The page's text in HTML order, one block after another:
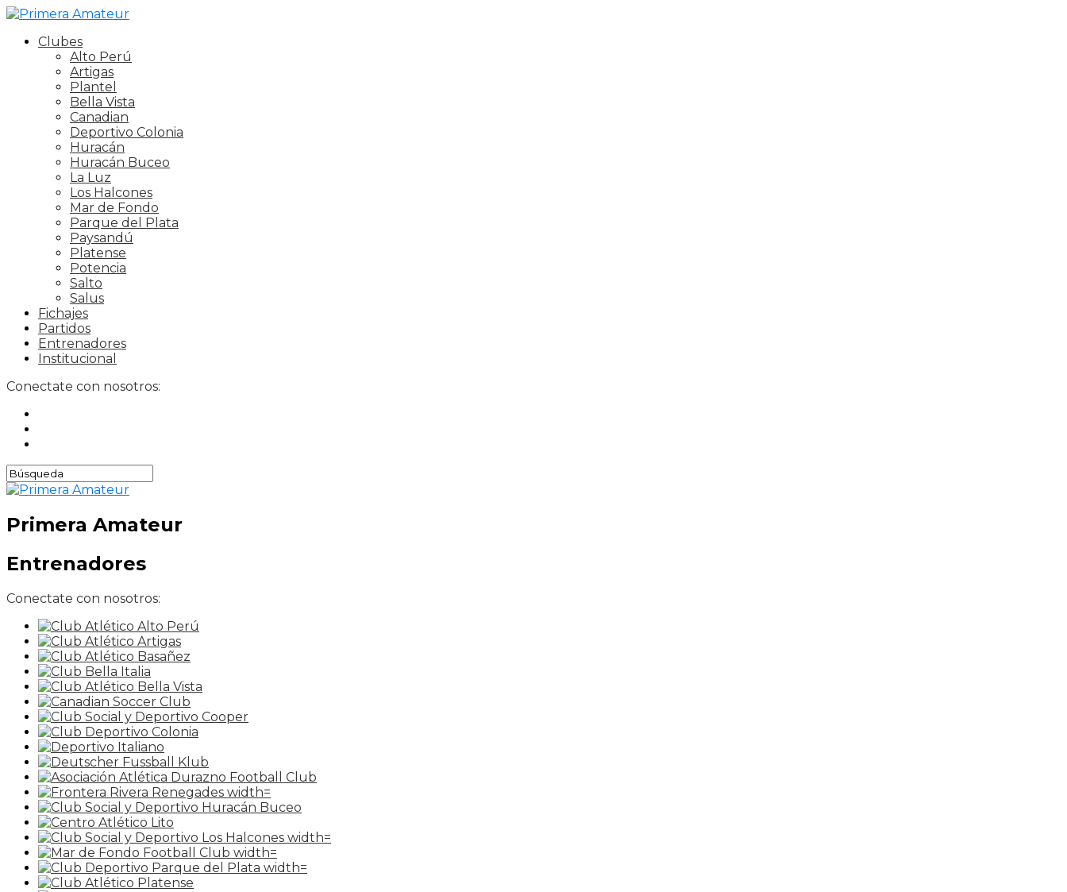
Clubes
Alto Perú
Artigas
Plantel
Bella Vista
Canadian
Deportivo Colonia
Huracán
Huracán Buceo
La Luz
Los Halcones
Mar de Fondo
Parque del Plata
Paysandú
Platense
Potencia
Salto
Salus
Fichajes
Partidos
Entrenadores
Institucional
Conectate con nosotros:
Primera Amateur
Entrenadores
Conectate con nosotros: